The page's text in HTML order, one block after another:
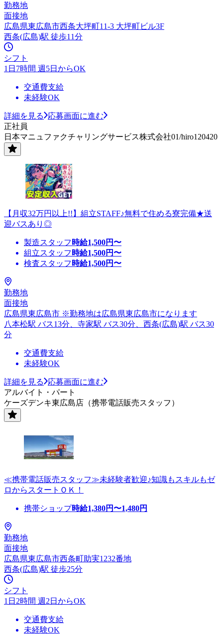
勤務地
面接地
広島県東広島市西条大坪町11-3 大坪町ビル3F
西条(広島)駅 徒歩11分
シフト
1日7時間 週5日からOK
交通費支給
未経験OK
詳細を見る
応募画面に進む
正社員
日本マニュファクチャリングサービス株式会社01/hiro120420
【月収32万円以上!!】組立STAFF♪無料で住める寮完備★送
迎バスあり◎
製造スタッフ 時給1,500円〜
組立スタッフ 時給1,500円〜
検査スタッフ 時給1,500円〜
勤務地
面接地
広島県東広島市 ※勤務地は広島県東広島市になります
八本松駅 バス13分、寺家駅 バス30分、西条(広島)駅 バス30
分
交通費支給
未経験OK
詳細を見る
応募画面に進む
アルバイト・パート
ケーズデンキ東広島店（携帯電話販売スタッフ）
≪携帯電話販売スタッフ≫未経験者歓迎♪知識もスキルもゼ
ロからスタートＯＫ！
携帯ショップ時給1,380円〜1,480円
勤務地
面接地
広島県東広島市西条町助実1232番地
西条(広島)駅 徒歩25分
シフト
1日2時間 週2日からOK
交通費支給
未経験OK